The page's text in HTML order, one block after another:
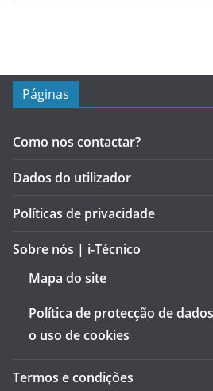
Páginas
Como nos contactar?
Dados do utilizador
Políticas de privacidade
Sobre nós | i-Técnico
Mapa do site
Política de protecção de
o uso de cookies
Termos e condições